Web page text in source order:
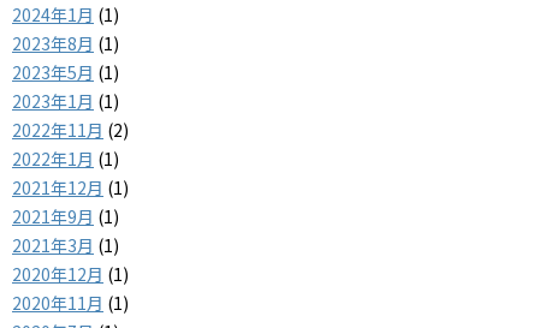
2024年1月 (1)
2023年8月 (1)
2023年5月 (1)
2023年1月 (1)
2022年11月 (2)
2022年1月 (1)
2021年12月 (1)
2021年9月 (1)
2021年3月 (1)
2020年12月 (1)
2020年11月 (1)